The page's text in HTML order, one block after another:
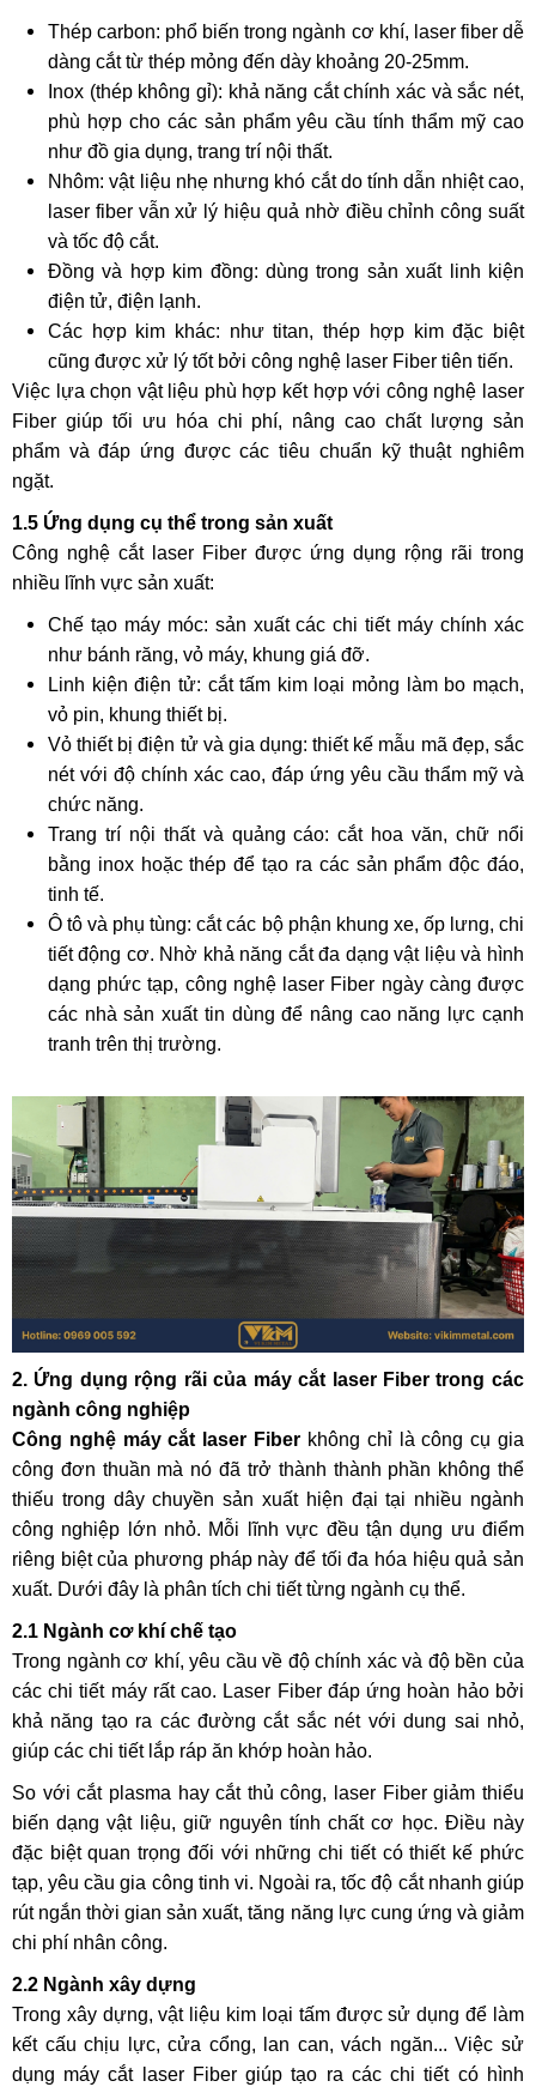
Thép carbon: phổ biến trong ngành cơ khí, laser fiber dễ
dàng cắt từ thép mỏng đến dày khoảng 20-25mm.
Inox (thép không gỉ): khả năng cắt chính xác và sắc nét,
phù hợp cho các sản phẩm yêu cầu tính thẩm mỹ cao
như đồ gia dụng, trang trí nội thất.
Nhôm: vật liệu nhẹ nhưng khó cắt do tính dẫn nhiệt cao,
laser fiber vẫn xử lý hiệu quả nhờ điều chỉnh công suất
và tốc độ cắt.
Đồng và hợp kim đồng: dùng trong sản xuất linh kiện
điện tử, điện lạnh.
Các hợp kim khác: như titan, thép hợp kim đặc biệt
cũng được xử lý tốt bởi công nghệ laser Fiber tiên tiến.
Việc lựa chọn vật liệu phù hợp kết hợp với công nghệ laser
Fiber giúp tối ưu hóa chi phí, nâng cao chất lượng sản
phẩm và đáp ứng được các tiêu chuẩn kỹ thuật nghiêm
ngặt.
1.5 Ứng dụng cụ thể trong sản xuất
Công nghệ cắt laser Fiber được ứng dụng rộng rãi trong
nhiều lĩnh vực sản xuất:
Chế tạo máy móc: sản xuất các chi tiết máy chính xác
như bánh răng, vỏ máy, khung giá đỡ.
Linh kiện điện tử: cắt tấm kim loại mỏng làm bo mạch,
vỏ pin, khung thiết bị.
Vỏ thiết bị điện tử và gia dụng: thiết kế mẫu mã đẹp, sắc
nét với độ chính xác cao, đáp ứng yêu cầu thẩm mỹ và
chức năng.
Trang trí nội thất và quảng cáo: cắt hoa văn, chữ nổi
bằng inox hoặc thép để tạo ra các sản phẩm độc đáo,
tinh tế.
Ô tô và phụ tùng: cắt các bộ phận khung xe, ốp lưng, chi
tiết động cơ. Nhờ khả năng cắt đa dạng vật liệu và hình
dạng phức tạp, công nghệ laser Fiber ngày càng được
các nhà sản xuất tin dùng để nâng cao năng lực cạnh
tranh trên thị trường.
2. Ứng dụng rộng rãi của máy cắt laser Fiber trong các
ngành công nghiệp
Công nghệ máy cắt laser Fiber không chỉ là công cụ gia
công đơn thuần mà nó đã trở thành thành phần không thể
thiếu trong dây chuyền sản xuất hiện đại tại nhiều ngành
công nghiệp lớn nhỏ. Mỗi lĩnh vực đều tận dụng ưu điểm
riêng biệt của phương pháp này để tối đa hóa hiệu quả sản
xuất. Dưới đây là phân tích chi tiết từng ngành cụ thể.
2.1 Ngành cơ khí chế tạo
Trong ngành cơ khí, yêu cầu về độ chính xác và độ bền của
các chi tiết máy rất cao. Laser Fiber đáp ứng hoàn hảo bởi
khả năng tạo ra các đường cắt sắc nét với dung sai nhỏ,
giúp các chi tiết lắp ráp ăn khớp hoàn hảo.
So với cắt plasma hay cắt thủ công, laser Fiber giảm thiểu
biến dạng vật liệu, giữ nguyên tính chất cơ học. Điều này
đặc biệt quan trọng đối với những chi tiết có thiết kế phức
tạp, yêu cầu gia công tinh vi. Ngoài ra, tốc độ cắt nhanh giúp
rút ngắn thời gian sản xuất, tăng năng lực cung ứng và giảm
chi phí nhân công.
2.2 Ngành xây dựng
Trong xây dựng, vật liệu kim loại tấm được sử dụng để làm
kết cấu chịu lực, cửa cổng, lan can, vách ngăn... Việc sử
dụng máy cắt laser Fiber giúp tạo ra các chi tiết có hình